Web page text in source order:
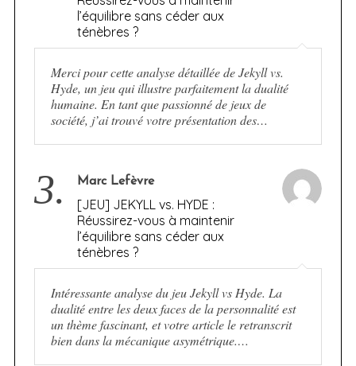
l’équilibre sans céder aux
ténèbres ?
Merci pour cette analyse détaillée de Jekyll vs.
Hyde, un jeu qui illustre parfaitement la dualité
humaine. En tant que passionné de jeux de
société, j’ai trouvé votre présentation des…
3. Marc Lefèvre
[JEU] JEKYLL vs. HYDE :
Réussirez-vous à maintenir
l’équilibre sans céder aux
ténèbres ?
Intéressante analyse du jeu Jekyll vs Hyde. La
dualité entre les deux faces de la personnalité est
un thème fascinant, et votre article le retranscrit
bien dans la mécanique asymétrique.…